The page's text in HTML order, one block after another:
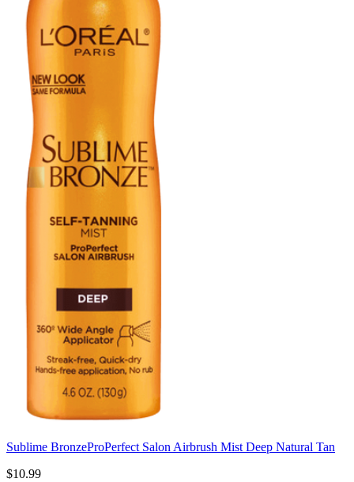
Sublime BronzeProPerfect Salon Airbrush Mist Deep Natural Tan
$10.99